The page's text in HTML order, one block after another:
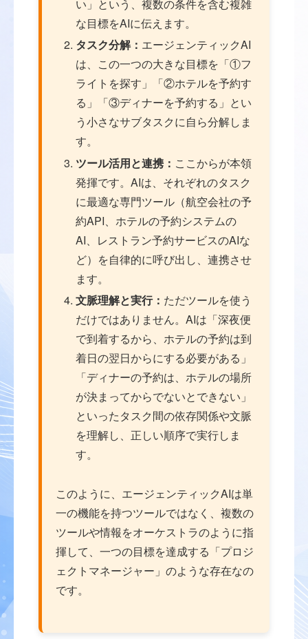
い」という、複数の条件を含む複雑
な目標をAIに伝えます。
タスク分解： エージェンティックAI
は、この一つの大きな目標を「①フ
ライトを探す」「②ホテルを予約す
る」「③ディナーを予約する」とい
う小さなサブタスクに自ら分解しま
す。
ツール活用と連携： ここからが本領
発揮です。AIは、それぞれのタスク
に最適な専門ツール（航空会社の予
約API、ホテルの予約システムの
AI、レストラン予約サービスのAIな
ど）を自律的に呼び出し、連携させ
ます。
文脈理解と実行： ただツールを使う
だけではありません。AIは「深夜便
で到着するから、ホテルの予約は到
着日の翌日からにする必要がある」
「ディナーの予約は、ホテルの場所
が決まってからでないとできない」
といったタスク間の依存関係や文脈
を理解し、正しい順序で実行しま
す。
このように、エージェンティックAIは単
一の機能を持つツールではなく、複数の
ツールや情報をオーケストラのように指
揮して、一つの目標を達成する「プロジ
ェクトマネージャー」のような存在なの
です。